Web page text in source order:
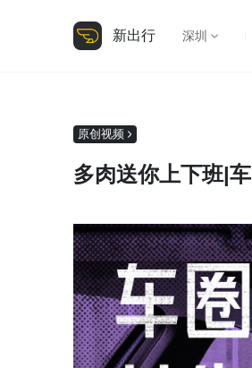
新出行 深圳
原创视频
多肉送你上下班|